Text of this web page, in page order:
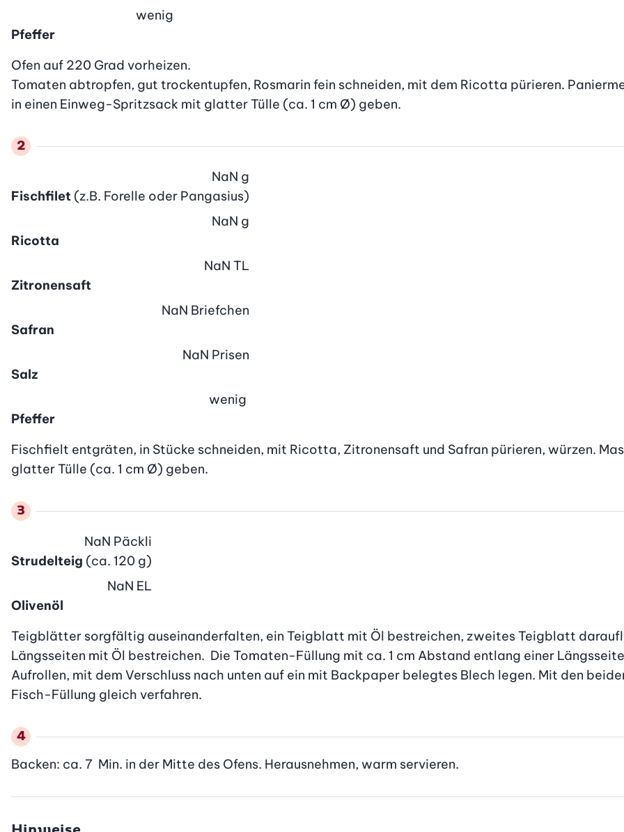
Pfeffer
wenig
Ofen auf 220 Grad vorheizen.
Tomaten abtropfen, gut trockentupfen, Rosmarin fein schneiden, mit dem Ricotta pürieren.
in einen Einweg-Spritzsack mit glatter Tülle (ca. 1 cm Ø) geben.
Fischfilet (z.B. Forelle oder Pangasius)
NaN g
Ricotta
NaN g
Zitronensaft
NaN TL
Safran
NaN Briefchen
Salz
NaN Prisen
Pfeffer
wenig
Fischfielt entgräten, in Stücke schneiden, mit Ricotta, Zitronensaft und Safran pürieren, würzen.
glatter Tülle (ca. 1 cm Ø) geben.
Strudelteig (ca. 120 g)
NaN Päckli
Olivenöl
NaN EL
Teigblätter sorgfältig auseinanderfalten, ein Teigblatt mit Öl bestreichen, zweites Teigblatt
Längsseiten mit Öl bestreichen.  Die Tomaten-Füllung mit ca. 1 cm Abstand entlang einer
Aufrollen, mit dem Verschluss nach unten auf ein mit Backpaper belegtes Blech legen. Mit den
Fisch-Füllung gleich verfahren.
Backen: ca. 7  Min. in der Mitte des Ofens. Herausnehmen, warm servieren.